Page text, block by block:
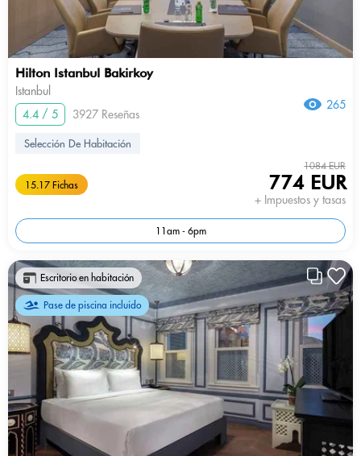
Hilton Istanbul Bakirkoy
Istanbul
4.4 / 5
3927 Reseñas
265
Selección De Habitación
15.17 Fichas
1084 EUR
774 EUR
+ Impuestos y tasas
11am - 6pm
Escritorio en habitación
Pase de piscina incluido